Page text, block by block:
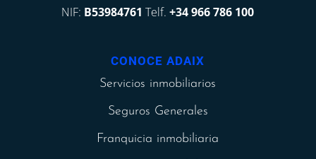
NIF: B53984761 Telf.+34 966 786 100
CONOCE ADAIX
Servicios inmobiliarios
Seguros Generales
Franquicia inmobiliaria